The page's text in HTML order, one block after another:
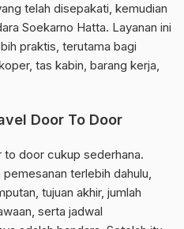
telah disepakati, kemudian
Soekarno Hatta. Layanan ini
praktis, terutama bagi
tas kabin, barang kerja,
Door To Door
to door cukup sederhana.
terlebih dahulu,
tujuan akhir, jumlah
serta jadwal